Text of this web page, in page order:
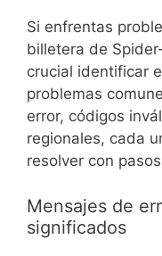
Si enfrentas
billetera de
crucial identificar
problemas
error, códigos
regionales, cada
resolver con
Mensajes de
significados